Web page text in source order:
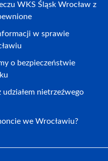
WKS Śląsk Wrocław z
w sprawie
o bezpieczeństwie
nietrzeźwego
we Wrocławiu?